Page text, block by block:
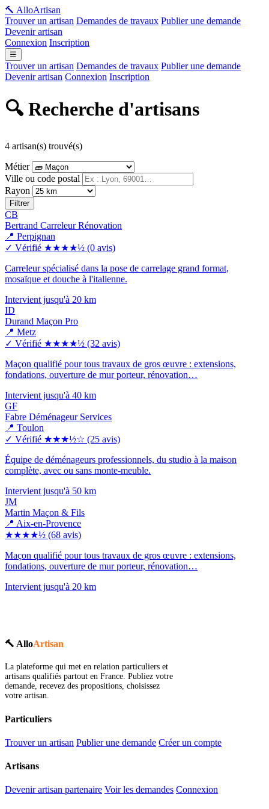
🔨 AlloArtisan
Trouver un artisan Demandes de travaux Publier une demande
Devenir artisan
Connexion Inscription
☰
Trouver un artisan Demandes de travaux Publier une demande
Devenir artisan Connexion Inscription
🔍 Recherche d'artisans
4 artisan(s) trouvé(s)
Métier
Ville ou code postal
Rayon
Filtrer
CB
Bertrand Carreleur Rénovation
📍 Perpignan
✓ Vérifié ★★★★½ (0 avis)
Carreleur spécialisé dans la pose de carrelage grand format,
mosaïque et douche à l'italienne.
Intervient jusqu'à 20 km
ID
Durand Maçon Pro
📍 Metz
✓ Vérifié ★★★★½ (32 avis)
Maçon qualifié pour tous travaux de gros œuvre : extensions,
fondations, ouverture de mur porteur, rénovation…
Intervient jusqu'à 40 km
GF
Fabre Déménageur Services
📍 Toulon
✓ Vérifié ★★★½☆ (25 avis)
Équipe de déménageurs professionnels, du studio à la maison
complète, avec ou sans monte-meuble.
Intervient jusqu'à 50 km
JM
Martin Maçon & Fils
📍 Aix-en-Provence
★★★★½ (68 avis)
Maçon qualifié pour tous travaux de gros œuvre : extensions,
fondations, ouverture de mur porteur, rénovation…
Intervient jusqu'à 20 km
🔨 AlloArtisan
La plateforme qui met en relation particuliers et
artisans qualifiés partout en France. Publiez votre
demande, recevez des propositions, choisissez
votre artisan.
Particuliers
Trouver un artisan Publier une demande Créer un compte
Artisans
Devenir artisan partenaire Voir les demandes Connexion